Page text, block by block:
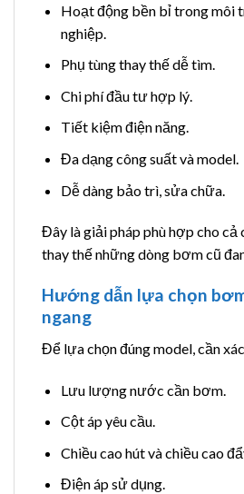
Hoạt động bền bỉ trong môi
nghiệp.
Phụ tùng thay thế dễ tìm.
Chi phí đầu tư hợp lý.
Tiết kiệm điện năng.
Đa dạng công suất và model.
Dễ dàng bảo trì, sửa chữa.
Đây là giải pháp phù hợp cho cả
thay thế những dòng bơm cũ
Hướng dẫn lựa chọn
ngang
Để lựa chọn đúng model, cần
Lưu lượng nước cần bơm.
Cột áp yêu cầu.
Chiều cao hút và chiều cao
Điện áp sử dụng.